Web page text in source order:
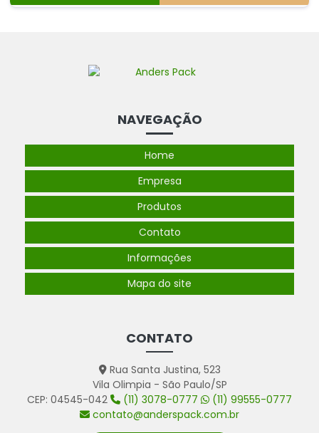
NAVEGAÇÃO
Home
Empresa
Produtos
Contato
Informações
Mapa do site
CONTATO
Rua Santa Justina, 523
Vila Olimpia - São Paulo/SP
CEP: 04545-042
(11) 3078-0777
(11) 99555-0777
contato@anderspack.com.br